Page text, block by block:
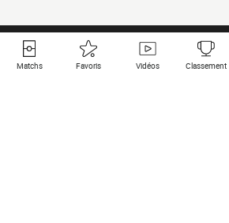
Matchs Favoris Vidéos Classement